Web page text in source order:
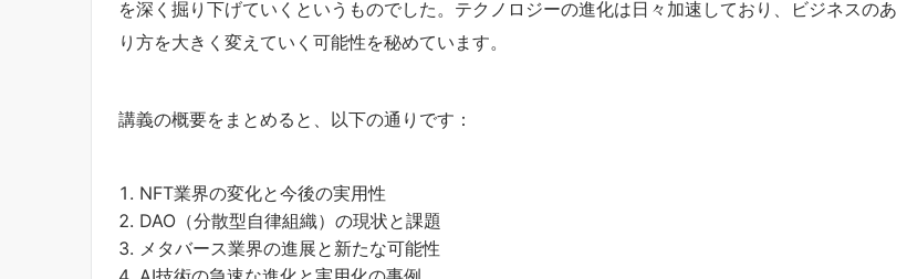
を深く掘り下げていくというものでした。テクノロジーの進化は日々加速しており、ビジネスのあ
り方を大きく変えていく可能性を秘めています。
講義の概要をまとめると、以下の通りです：
NFT業界の変化と今後の実用性
DAO（分散型自律組織）の現状と課題
メタバース業界の進展と新たな可能性